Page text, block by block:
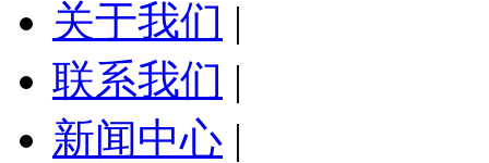
关于我们 |
联系我们 |
新闻中心 |